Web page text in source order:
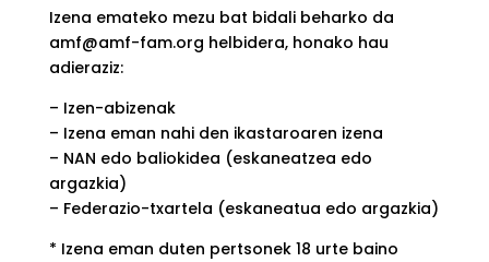
Izena emateko mezu bat bidali beharko da
amf@amf-fam.org helbidera, honako hau
adieraziz:
– Izen-abizenak
– Izena eman nahi den ikastaroaren izena
– NAN edo baliokidea (eskaneatzea edo
argazkia)
– Federazio-txartela (eskaneatua edo argazkia)
* Izena eman duten pertsonek 18 urte baino